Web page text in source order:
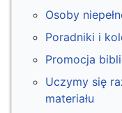
Osoby
Poradniki i
Promocja
Uczymy się
materiału